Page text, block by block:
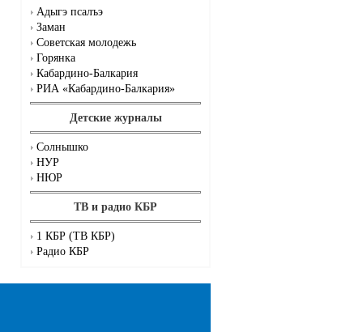
Адыгэ псалъэ
Заман
Советская молодежь
Горянка
Кабардино-Балкария
РИА «Кабардино-Балкария»
Детские журналы
Солнышко
НУР
НЮР
ТВ и радио КБР
1 КБР (ТВ КБР)
Радио КБР